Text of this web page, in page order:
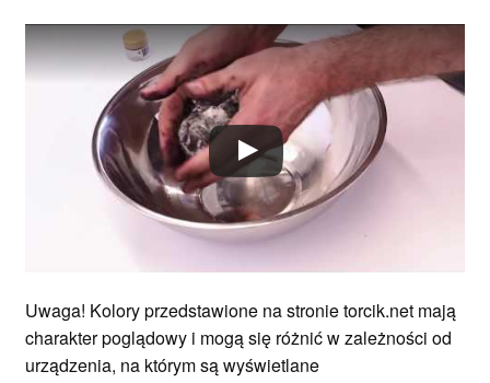
Uwaga! Kolory przedstawione na stronie torcik.net mają
charakter poglądowy i mogą się różnić w zależności od
urządzenia, na którym są wyświetlane